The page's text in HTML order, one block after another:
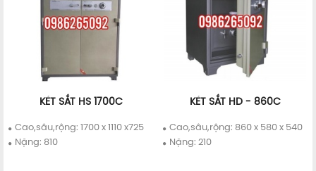
KÉT SẮT HS 1700C
Cao,sâu,rộng: 1700 x 1110 x725
Nặng: 810
KÉT SẮT HD - 860C
Cao,sâu,rộng: 860 x 580 x 540
Nặng: 210